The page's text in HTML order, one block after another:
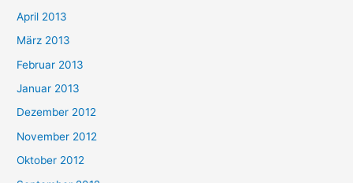
April 2013
März 2013
Februar 2013
Januar 2013
Dezember 2012
November 2012
Oktober 2012